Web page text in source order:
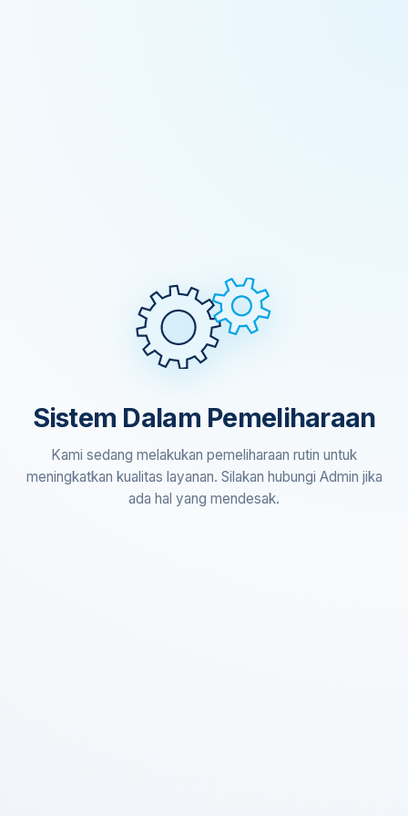
Sistem Dalam Pemeliharaan
Kami sedang melakukan pemeliharaan rutin untuk
meningkatkan kualitas layanan. Silakan hubungi Admin jika
ada hal yang mendesak.